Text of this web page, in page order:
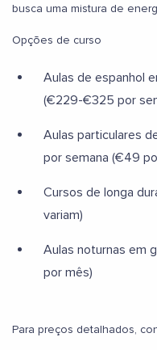
busca uma mistura de
Opções de curso
Aulas de espanhol
(€229-€325 por
Aulas particulares
por semana (€49
Cursos de longa
variam)
Aulas noturnas em
por mês)
Para preços detalhados,